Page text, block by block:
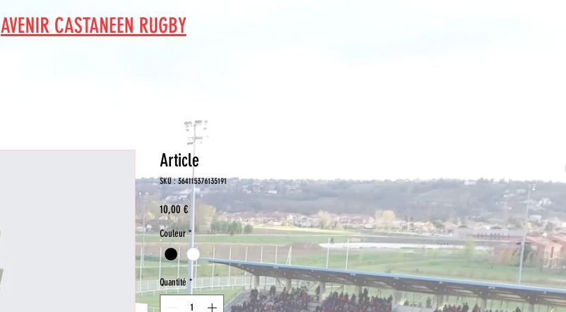
AVENIR CASTANEEN RUGBY
Article
SKU : 364115376135191
10,00 €Prix
Couleur *
Quantité *